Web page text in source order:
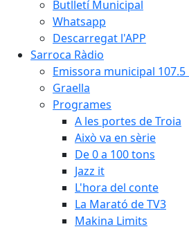
Butlletí Municipal
Whatsapp
Descarregat l'APP
Sarroca Ràdio
Emissora municipal 107.5
Graella
Programes
A les portes de Troia
Això va en sèrie
De 0 a 100 tons
Jazz it
L'hora del conte
La Marató de TV3
Makina Limits